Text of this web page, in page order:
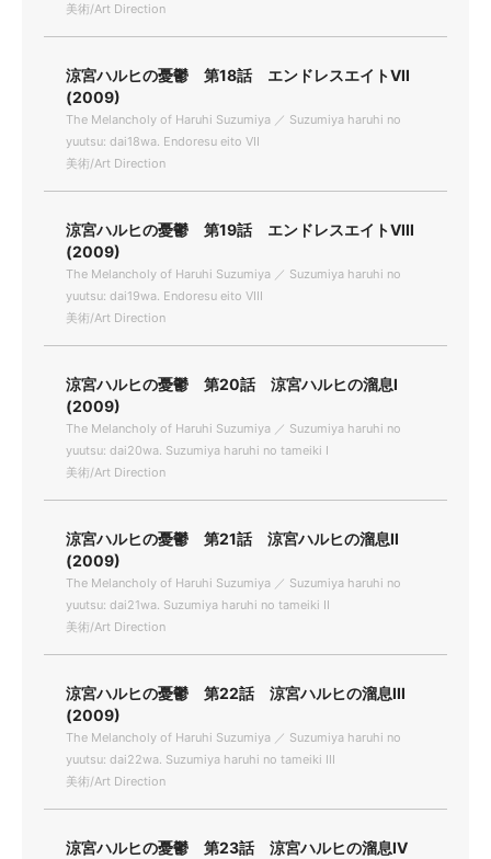
美術/Art Direction
涼宮ハルヒの憂鬱 第18話 エンドレスエイトVII
(2009)
The Melancholy of Haruhi Suzumiya ／ Suzumiya haruhi no
yuutsu: dai18wa. Endoresu eito VII
美術/Art Direction
涼宮ハルヒの憂鬱 第19話 エンドレスエイトVIII
(2009)
The Melancholy of Haruhi Suzumiya ／ Suzumiya haruhi no
yuutsu: dai19wa. Endoresu eito VIII
美術/Art Direction
涼宮ハルヒの憂鬱 第20話 涼宮ハルヒの溜息I
(2009)
The Melancholy of Haruhi Suzumiya ／ Suzumiya haruhi no
yuutsu: dai20wa. Suzumiya haruhi no tameiki I
美術/Art Direction
涼宮ハルヒの憂鬱 第21話 涼宮ハルヒの溜息II
(2009)
The Melancholy of Haruhi Suzumiya ／ Suzumiya haruhi no
yuutsu: dai21wa. Suzumiya haruhi no tameiki II
美術/Art Direction
涼宮ハルヒの憂鬱 第22話 涼宮ハルヒの溜息III
(2009)
The Melancholy of Haruhi Suzumiya ／ Suzumiya haruhi no
yuutsu: dai22wa. Suzumiya haruhi no tameiki III
美術/Art Direction
涼宮ハルヒの憂鬱 第23話 涼宮ハルヒの溜息IV